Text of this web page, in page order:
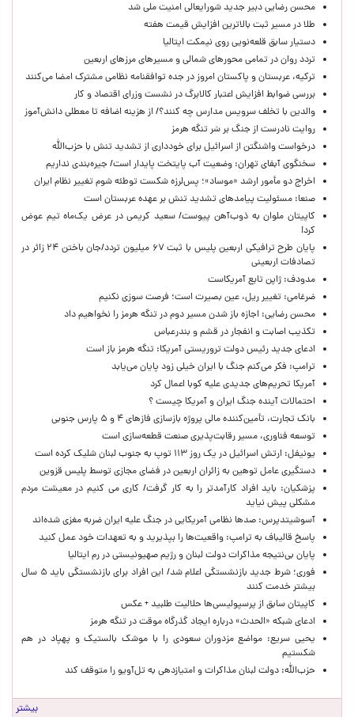
محسن رضایی دبیر جدید شورایعالی امنیت ملی شد
طلا در مسیر ثبت بالاترین افزایش قیمت هفته
دستیار سابق قلعه‌نویی روی نیمکت ایتالیا
تردد روان در تمامی محورهای شمالی و مسیرهای مرزهای اربعین
ترکیه، عربستان و پاکستان امروز در جده توافقنامه نظامی مشترک امضا می‌کنند
بررسی ضوابط افزایش اعتبار کالابرگ در نشست وزرای اقتصاد و کار
والدین با تخلف سرویس مدارس چه کنند؟/ از هزینه اضافه تا معطلی دانش‌آموز
روایت نادرست از جنگ بر سَر تنگه هرمز
درخواست واشنگتن از اسرائیل برای خودداری از تشدید تنش با حزب‌الله
سخنگوی آبفای تهران: وضعیت آب پایتخت پایدار است/ جیره‌بندی نداریم
اخراج دو مأمور ارشد «موساد»؛ پس‌لرزه شکست توطئه شوم تغییر نظام ایران
صنعا: مسئولیت پیامدهای تشدید تنش بر عهده عربستان است
کاپیتان ملوان به ذوب‌آهن پیوست/ سعید کریمی در عرض یک‌ماه تیم عوض
کرد!
پایان طرح ترافیکی اربعین پلیس با ثبت ۶۷ میلیون تردد/جان باختن ۲۴ زائر در
تصادفات اربعینی
مدودف: ژاپن تابع آمریکاست
ضرغامی: تغییر ریل، عین بصیرت است؛ فرصت سوزی نکنیم
محسن رضایی: اجازه باز شدن مسیر دوم در تنگه هرمز را نخواهیم داد
تکذیب اصابت و انفجار در قشم و بندرعباس
ادعای جدید رئیس دولت تروریستی آمریکا: تنگه هرمز باز است
ترامپ: فکر می‌کنم جنگ با ایران خیلی زود پایان می‌یابد
آمریکا تحریم‌های جدیدی علیه کوبا اعمال کرد
احتمالات آینده جنگ ایران و آمریکا چیست ؟
بانک تجارت، تأمین‌کننده مالی پروژه بازسازی فازهای ۴ و ۵ پارس جنوبی
توسعه فناوری، مسیر رقابت‌پذیری صنعت قطعه‌سازی است
یونیفل: ارتش اسرائیل در یک روز ۱۱۳ توپ به جنوب لبنان شلیک کرده است
دستگیری عامل توهین به زائران اربعین در فضای مجازی توسط پلیس قزوین
پزشکیان: باید افراد کارآمدتر را به کار گرفت/ کاری می کنیم در معیشت مردم
مشکلی پیش نیاید
آسوشیتدپرس: صدها نظامی آمریکایی در جنگ علیه ایران ضربه مغزی شده‌اند
پاسخ قالیباف به ترامپ: واقعیت‌ها را بپذیرید و به تعهدات خود عمل کنید
پایان بی‌نتیجه مذاکرات دولت لبنان و رژیم صهیونیستی در رم ایتالیا
فوری؛ شرط جدید بازنشستگی اعلام شد/ این افراد برای بازنشستگی باید ۵ سال
بیشتر خدمت کنند
کاپیتان سابق از پرسپولیسی‌ها حلالیت طلبید + عکس
ادعای شبکه «الحدث» درباره ایجاد گذرگاه موقت در تنگه هرمز
یحیی سریع: مواضع مزدوران سعودی را با موشک بالستیک و پهپاد در هم
شکستیم
حزب‌الله: دولت لبنان مذاکرات و امتیازدهی به تل‌آویو را متوقف کند
بیشتر